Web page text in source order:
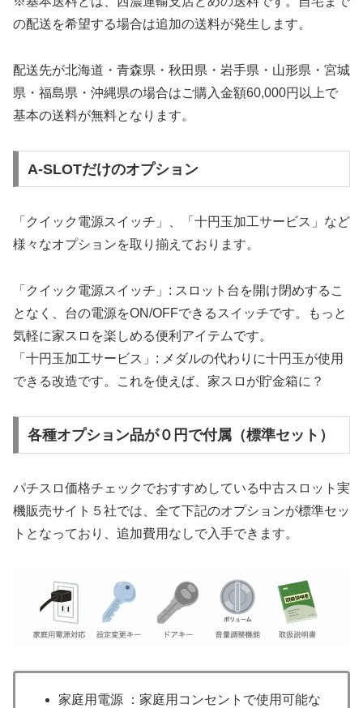
の配送を希望する場合は追加の送料が発生します。
配送先が北海道・青森県・秋田県・岩手県・山形県・宮城
県・福島県・沖縄県の場合はご購入金額60,000円以上で
基本の送料が無料となります。
A-SLOTだけのオプション
「クイック電源スイッチ」、「十円玉加工サービス」など
様々なオプションを取り揃えております。
「クイック電源スイッチ」: スロット台を開け閉めするこ
となく、台の電源をON/OFFできるスイッチです。もっと
気軽に家スロを楽しめる便利アイテムです。
「十円玉加工サービス」: メダルの代わりに十円玉が使用
できる改造です。これを使えば、家スロが貯金箱に？
各種オプション品が０円で付属（標準セット）
パチスロ価格チェックでおすすめしている中古スロット実
機販売サイト５社では、全て下記のオプションが標準セッ
トとなっており、追加費用なしで入手できます。
家庭用電源 ：家庭用コンセントで使用可能な